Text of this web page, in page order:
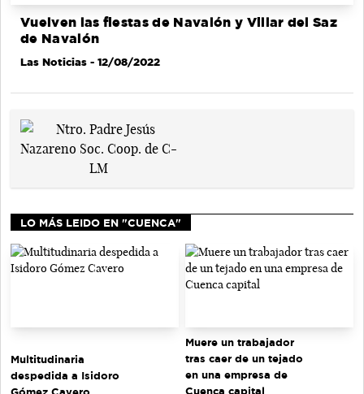
Vuelven las fiestas de Navalón y Villar del Saz
de Navalón
Las Noticias - 12/08/2022
LO MÁS LEIDO EN "CUENCA"
Multitudinaria
despedida a Isidoro
Gómez Cavero
Muere un trabajador
tras caer de un tejado
en una empresa de
Cuenca capital